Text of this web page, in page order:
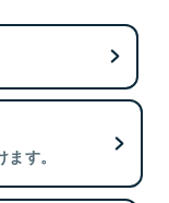
す。